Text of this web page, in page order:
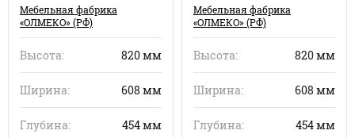
Мебельная фабрика
«ОЛМЕКО» (РФ)
Высота: 820 мм
Ширина: 608 мм
Глубина: 454 мм
Мебельная фабрика
«ОЛМЕКО» (РФ)
Высота: 820 мм
Ширина: 608 мм
Глубина: 454 мм